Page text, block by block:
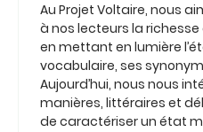
Au Projet Voltaire, nous
à nos lecteurs la
en mettant en lumière
vocabulaire, ses
Aujourd’hui, nous nous
manières, littéraires et
de caractériser un état